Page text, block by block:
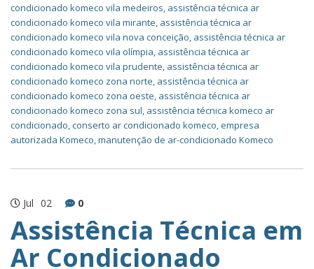
condicionado komeco vila medeiros, assistência técnica ar
condicionado komeco vila mirante, assistência técnica ar
condicionado komeco vila nova conceição, assistência técnica ar
condicionado komeco vila olímpia, assistência técnica ar
condicionado komeco vila prudente, assistência técnica ar
condicionado komeco zona norte, assistência técnica ar
condicionado komeco zona oeste, assistência técnica ar
condicionado komeco zona sul, assistência técnica komeco ar
condicionado,conserto ar condicionado komeco,empresa
autorizada Komeco,manutenção de ar-condicionado Komeco
Jul 02 0
Assistência Técnica em
Ar Condicionado